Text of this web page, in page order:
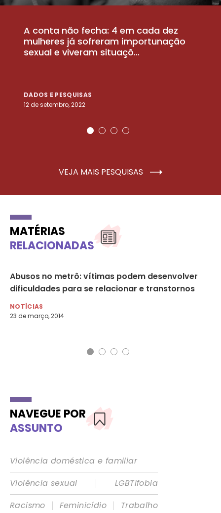
A conta não fecha: 4 em cada dez
mulheres já sofreram importunação
sexual e viveram situaçõ...
DADOS E PESQUISAS
12 de setembro, 2022
VEJA MAIS PESQUISAS
MATÉRIAS
RELACIONADAS
Abusos no metrô: vítimas podem desenvolver
dificuldades para se relacionar e transtornos
NOTÍCIAS
23 de março, 2014
NAVEGUE POR
ASSUNTO
Violência doméstica e familiar
Violência sexual
|
LGBTIfobia
Racismo
| Feminicídio |
Trabalho